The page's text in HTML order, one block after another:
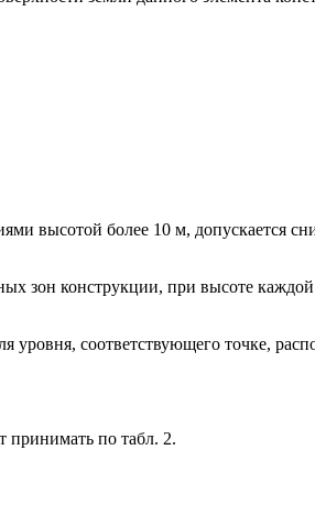
высотой более 10 м, допускается
зон конструкции, при высоте
уровня, соответствующего точке,
принимать по табл. 2.